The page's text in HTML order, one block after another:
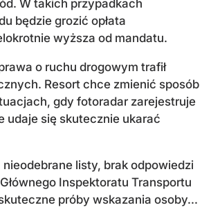
W takich przypadkach
będzie grozić opłata
wyższa od mandatu.
o ruchu drogowym trafił
Resort chce zmienić sposób
gdy fotoradar zarejestruje
udaje się skutecznie ukarać
nieodebrane listy, brak odpowiedzi
Inspektoratu Transportu
próby wskazania osoby...